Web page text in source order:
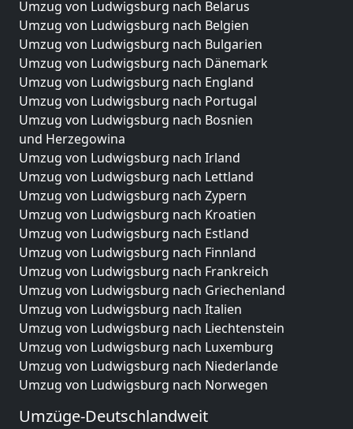
Umzug von Ludwigsburg nach Belarus
Umzug von Ludwigsburg nach Belgien
Umzug von Ludwigsburg nach Bulgarien
Umzug von Ludwigsburg nach Dänemark
Umzug von Ludwigsburg nach England
Umzug von Ludwigsburg nach Portugal
Umzug von Ludwigsburg nach Bosnien
und Herzegowina
Umzug von Ludwigsburg nach Irland
Umzug von Ludwigsburg nach Lettland
Umzug von Ludwigsburg nach Zypern
Umzug von Ludwigsburg nach Kroatien
Umzug von Ludwigsburg nach Estland
Umzug von Ludwigsburg nach Finnland
Umzug von Ludwigsburg nach Frankreich
Umzug von Ludwigsburg nach Griechenland
Umzug von Ludwigsburg nach Italien
Umzug von Ludwigsburg nach Liechtenstein
Umzug von Ludwigsburg nach Luxemburg
Umzug von Ludwigsburg nach Niederlande
Umzug von Ludwigsburg nach Norwegen
Umzüge-Deutschlandweit